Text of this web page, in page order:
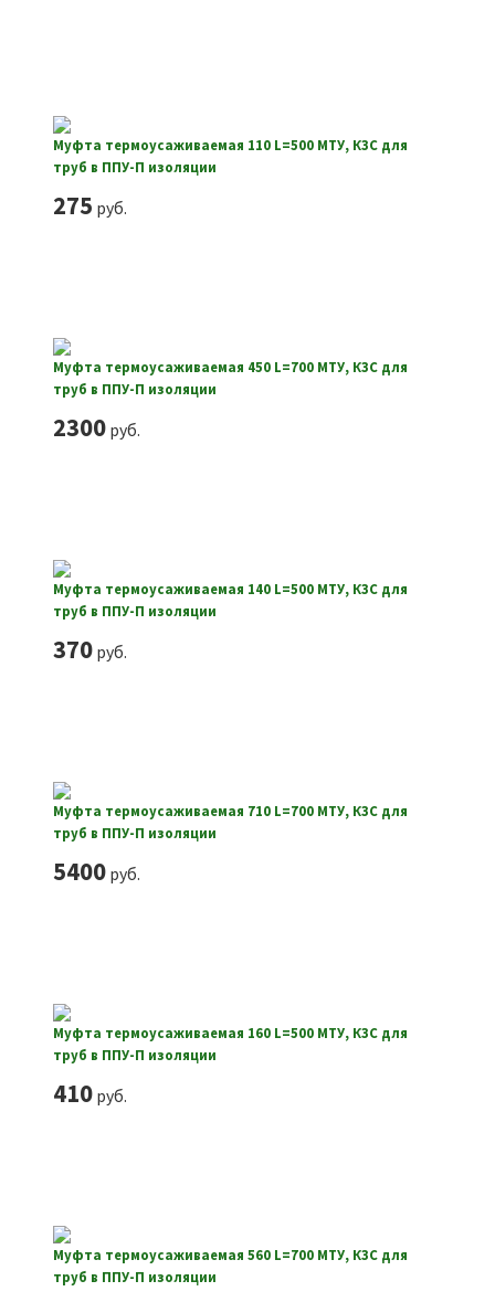
Муфта термоусаживаемая 110 L=500 МТУ, КЗС для
труб в ППУ-П изоляции
275 руб.
Муфта термоусаживаемая 450 L=700 МТУ, КЗС для
труб в ППУ-П изоляции
2300руб.
Муфта термоусаживаемая 140 L=500 МТУ, КЗС для
труб в ППУ-П изоляции
370руб.
Муфта термоусаживаемая 710 L=700 МТУ, КЗС для
труб в ППУ-П изоляции
5400руб.
Муфта термоусаживаемая 160 L=500 МТУ, КЗС для
труб в ППУ-П изоляции
410руб.
Муфта термоусаживаемая 560 L=700 МТУ, КЗС для
труб в ППУ-П изоляции